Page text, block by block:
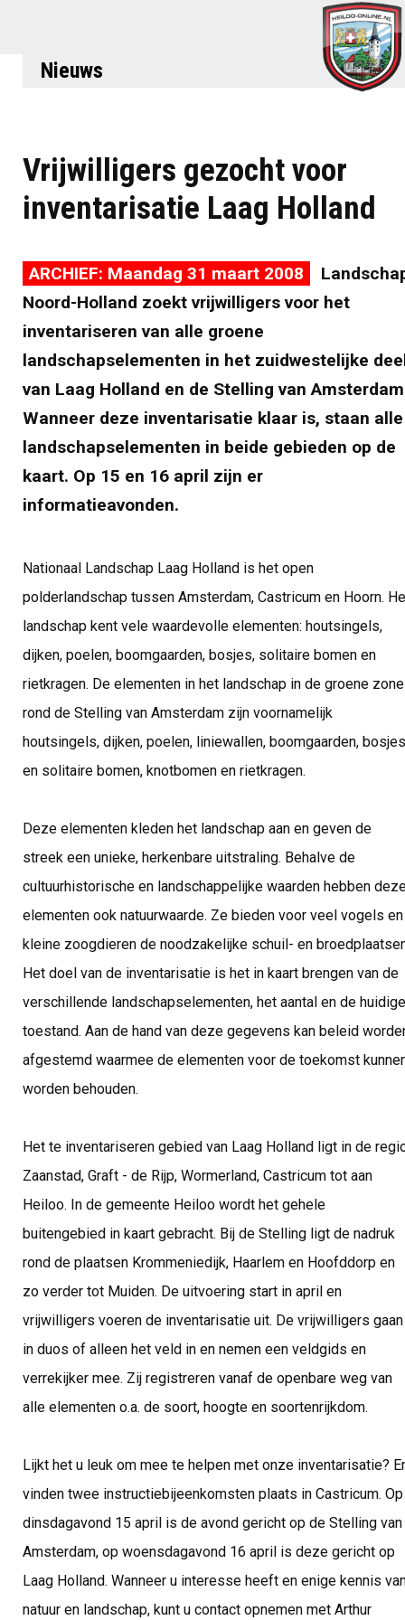
Nieuws
Vrijwilligers gezocht voor
inventarisatie Laag Holland
ARCHIEF: Maandag 31 maart 2008
Noord-Holland zoekt vrijwilligers voor het
inventariseren van alle groene
landschapselementen in het zuidwestelijke
van Laag Holland en de Stelling van
Wanneer deze inventarisatie klaar is, staan alle
landschapselementen in beide gebieden op de
kaart. Op 15 en 16 april zijn er
informatieavonden.
Nationaal Landschap Laag Holland is het open
polderlandschap tussen Amsterdam, Castricum en Hoorn.
landschap kent vele waardevolle elementen: houtsingels,
dijken, poelen, boomgaarden, bosjes, solitaire bomen en
rietkragen. De elementen in het landschap in de groene zone
rond de Stelling van Amsterdam zijn voornamelijk
houtsingels, dijken, poelen, liniewallen, boomgaarden, bosjes
en solitaire bomen, knotbomen en rietkragen.
Deze elementen kleden het landschap aan en geven de
streek een unieke, herkenbare uitstraling. Behalve de
cultuurhistorische en landschappelijke waarden hebben
elementen ook natuurwaarde. Ze bieden voor veel vogels en
kleine zoogdieren de noodzakelijke schuil- en
Het doel van de inventarisatie is het in kaart brengen van de
verschillende landschapselementen, het aantal en de huidige
toestand. Aan de hand van deze gegevens kan beleid
afgestemd waarmee de elementen voor de toekomst
worden behouden.
Het te inventariseren gebied van Laag Holland ligt in de
Zaanstad, Graft - de Rijp, Wormerland, Castricum tot aan
Heiloo. In de gemeente Heiloo wordt het gehele
buitengebied in kaart gebracht. Bij de Stelling ligt de nadruk
rond de plaatsen Krommeniedijk, Haarlem en Hoofddorp en
zo verder tot Muiden. De uitvoering start in april en
vrijwilligers voeren de inventarisatie uit. De vrijwilligers gaan
in duos of alleen het veld in en nemen een veldgids en
verrekijker mee. Zij registreren vanaf de openbare weg van
alle elementen o.a. de soort, hoogte en soortenrijkdom.
Lijkt het u leuk om mee te helpen met onze inventarisatie? Er
vinden twee instructiebijeenkomsten plaats in Castricum. Op
dinsdagavond 15 april is de avond gericht op de Stelling van
Amsterdam, op woensdagavond 16 april is deze gericht op
Laag Holland. Wanneer u interesse heeft en enige kennis
natuur en landschap, kunt u contact opnemen met Arthur